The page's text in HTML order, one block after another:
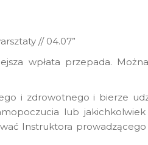
// 04.07”
wpłata przepada.
i zdrowotnego i bierze
lub
Instruktora prowadzącego